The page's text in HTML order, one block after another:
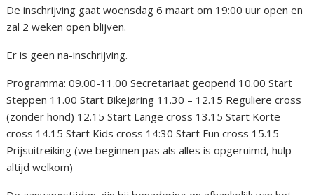
De inschrijving gaat woensdag 6 maart om 19:00 uur open en
zal 2 weken open blijven.
Er is geen na-inschrijving.
Programma: 09.00-11.00 Secretariaat geopend 10.00 Start
Steppen 11.00 Start Bikejøring 11.30 – 12.15 Reguliere cross
(zonder hond) 12.15 Start Lange cross 13.15 Start Korte
cross 14.15 Start Kids cross 14:30 Start Fun cross 15.15
Prijsuitreiking (we beginnen pas als alles is opgeruimd, hulp
altijd welkom)